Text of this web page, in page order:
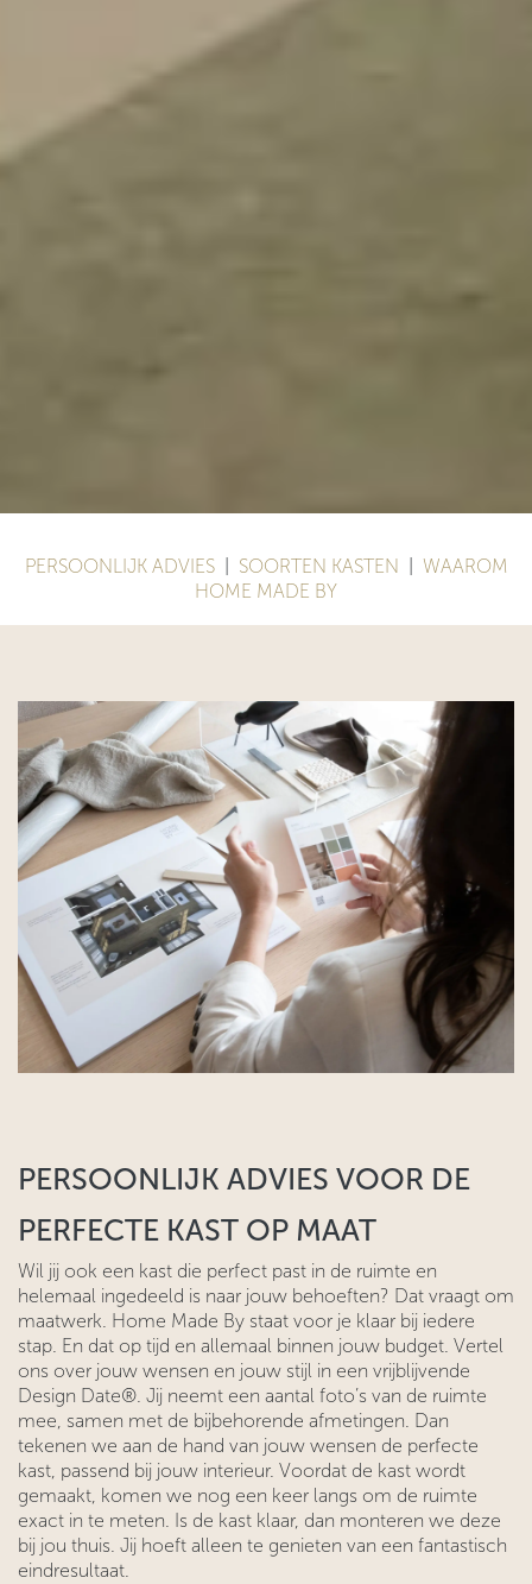
PERSOONLIJK ADVIES| SOORTEN KASTEN
WAAROM
HOME MADE BY
PERSOONLIJK ADVIES VOOR DE
PERFECTE KAST OP MAAT
Wil jij ook een kast die perfect past in de ruimte en
helemaal ingedeeld is naar jouw behoeften? Dat vraagt om
maatwerk. Home Made By staat voor je klaar bij iedere
stap. En dat op tijd en allemaal binnen jouw budget. Vertel
ons over jouw wensen en jouw stijl in een vrijblijvende
Design Date®. Jij neemt een aantal foto’s van de ruimte
mee, samen met de bijbehorende afmetingen. Dan
tekenen we aan de hand van jouw wensen de perfecte
kast, passend bij jouw interieur. Voordat de kast wordt
gemaakt, komen we nog een keer langs om de ruimte
exact in te meten. Is de kast klaar, dan monteren we deze
bij jou thuis. Jij hoeft alleen te genieten van een fantastisch
eindresultaat.